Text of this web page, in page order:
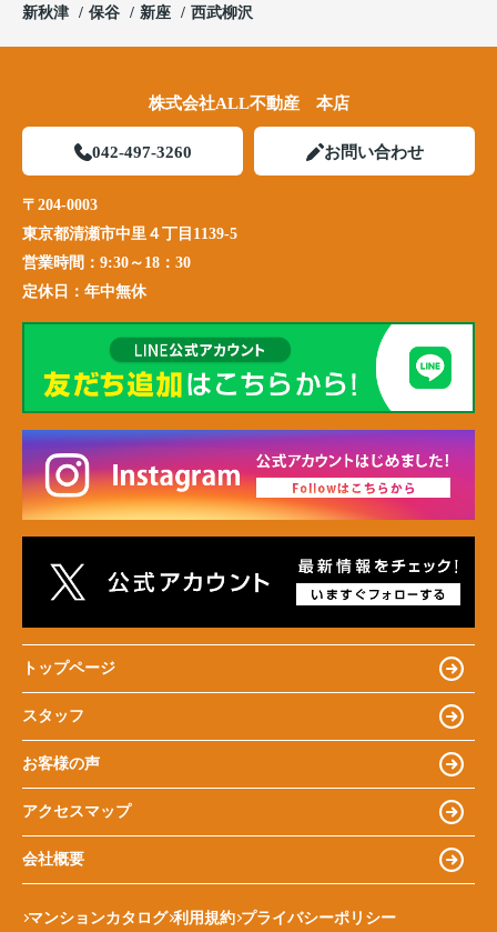
新秋津
保谷 新座 西武柳沢
株式会社ALL不動産 本店
042-497-3260 お問い合わせ
〒204-0003
東京都清瀬市中里４丁目1139-5
営業時間： 9:30～18：30
定休日： 年中無休
トップページ
スタッフ
お客様の声
アクセスマップ
会社概要
マンションカタログ 利用規約 プライバシーポリシー